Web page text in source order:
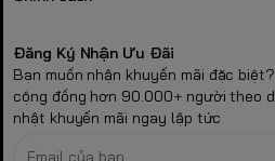
Đăng Ký Nhận Ưu Đãi
Bạn muốn nhận khuyến mãi đặc
cộng đồng hơn 90.000+ người theo
nhật khuyến mãi ngay lập tức